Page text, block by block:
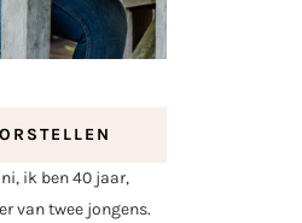
ik ben 40 jaar,
van twee jongens.